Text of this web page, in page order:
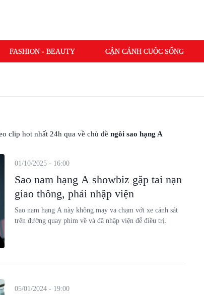
FASHION - BEAUTY CẬN CẢNH CUỘC SỐNG
clip hot nhất 24h qua về chủ đề ngôi sao hạng A
Sao nam hạng A showbiz gặp tai nạn
giao thông, phải nhập viện
01/10/2025 - 16:00
Sao nam hạng A này không may va chạm với xe cảnh sát
trên đường quay phim về và đã nhập viện để điều trị.
05/01/2024 - 19:00